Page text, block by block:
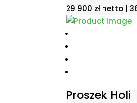
29 900 zł netto |
Proszek Holi